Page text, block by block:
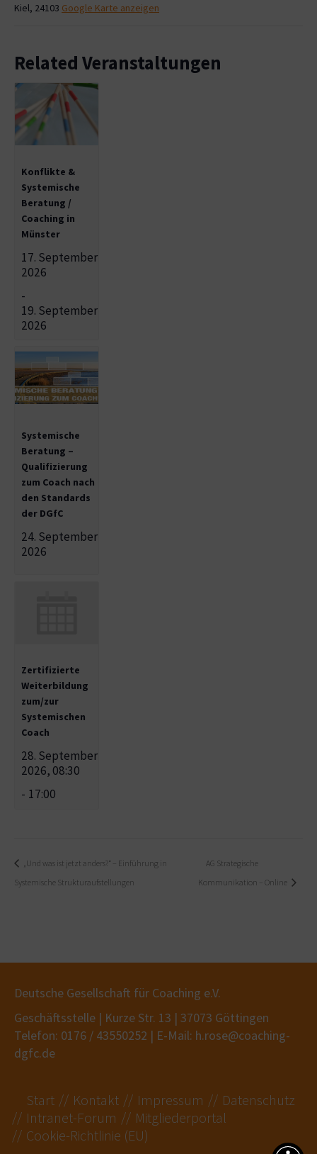
Kiel, 24103 Google Karte anzeigen
Related Veranstaltungen
Konflikte &
Systemische
Beratung /
Coaching in
Münster
17. September
2026
-
19. September
2026
Systemische
Beratung –
Qualifizierung
zum Coach nach
den Standards
der DGfC
24. September
2026
Zertifizierte
Weiterbildung
zum/zur
Systemischen
Coach
28. September
2026, 08:30
- 17:00
„Und was ist jetzt anders?“ – Einführung in
Systemische Strukturaufstellungen
AG Strategische
Kommunikation – Online
Deutsche Gesellschaft für Coaching e.V.
Geschäftsstelle | Kurze Str. 13 | 37073 Göttingen
Telefon: 0176 / 43550252 | E-Mail: h.rose@coaching-
dgfc.de
Start Kontakt Impressum
Datenschutz
Intranet-Forum
Mitgliederportal
Cookie-Richtlinie (EU)